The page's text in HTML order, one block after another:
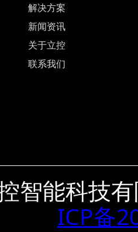
解决方案
新闻资讯
关于立控
联系我们
智能科技
ICP备